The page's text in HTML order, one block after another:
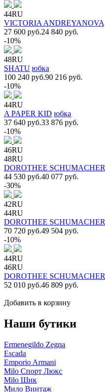
44RU
VICTORIA ANDREYANOVA
27 600 руб.24 840 руб.
-10%
48RU
SHATU юбка
100 240 руб.90 216 руб.
-10%
44RU
A PAPER KID юбка
37 640 руб.33 876 руб.
-10%
46RU
48RU
DOROTHEE SCHUMACHER
44 530 руб.40 077 руб.
-30%
42RU
44RU
DOROTHEE SCHUMACHER
70 720 руб.49 504 руб.
-10%
44RU
46RU
DOROTHEE SCHUMACHER
52 010 руб.46 809 руб.
Добавить в корзину
Наши бутики
Ermenegildo Zegna
Escada
Emporio Armani
Milo Спорт Люкс
Milo Шик
Мило Винтаж